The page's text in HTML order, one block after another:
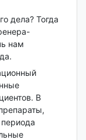
дела? Тогда
нам
В